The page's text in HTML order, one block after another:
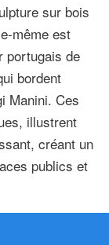
sur bois
même est
portugais de
bordent
Manini. Ces
illustrent
créant un
publics et